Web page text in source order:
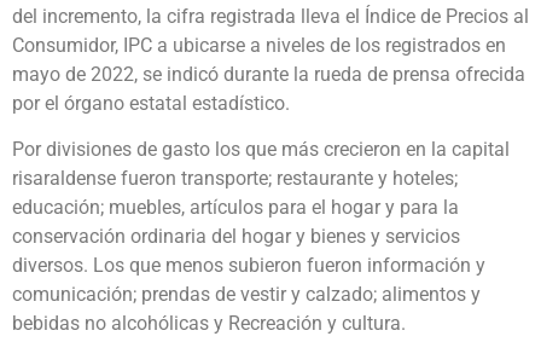
del incremento, la cifra registrada lleva el Índice de Precios al
Consumidor, IPC a ubicarse a niveles de los registrados en
mayo de 2022, se indicó durante la rueda de prensa ofrecida
por el órgano estatal estadístico.
Por divisiones de gasto los que más crecieron en la capital
risaraldense fueron transporte; restaurante y hoteles;
educación; muebles, artículos para el hogar y para la
conservación ordinaria del hogar y bienes y servicios
diversos. Los que menos subieron fueron información y
comunicación; prendas de vestir y calzado; alimentos y
bebidas no alcohólicas y Recreación y cultura.